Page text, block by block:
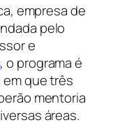
empresa de
pelo
e
, o programa é
que três
mentoria
áreas.